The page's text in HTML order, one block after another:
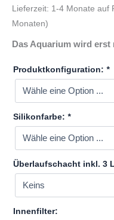
Lieferzeit: 1-4 Monate auf
Monaten)
Das Aquarium wird erst
Produktkonfiguration: *
Silikonfarbe: *
Überlaufschacht inkl. 3
Innenfilter: